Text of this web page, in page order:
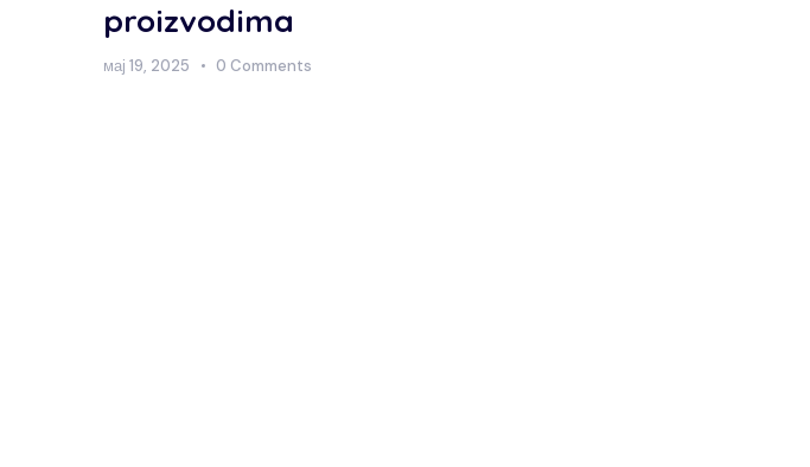
proizvodima
мај 19, 2025 0 Comments